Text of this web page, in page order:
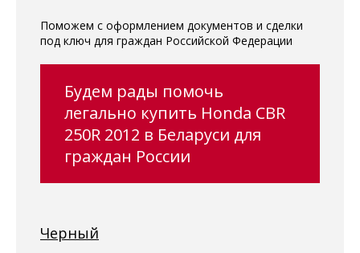
Поможем с оформлением документов и сделки
под ключ для граждан Российской Федерации
Будем рады помочь
легально купить Honda CBR
250R 2012 в Беларуси для
граждан России
Черный